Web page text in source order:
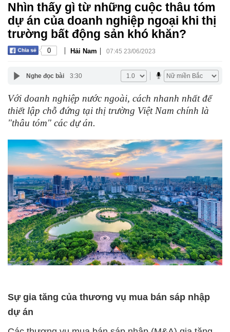
Nhìn thấy gì từ những cuộc thâu tóm
dự án của doanh nghiệp ngoại khi thị
trường bất động sản khó khăn?
0 | Hải Nam | 07:45 23/06/2023
Nghe đọc bài 3:30
Với doanh nghiệp nước ngoài, cách nhanh nhất để
thiết lập chỗ đứng tại thị trường Việt Nam chính là
"thâu tóm" các dự án.
Sự gia tăng của thương vụ mua bán sáp nhập
dự án